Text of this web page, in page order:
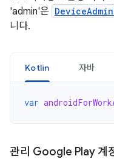
'admin'은
니다.
Kotlin 자바
var
관리 Google Play 계